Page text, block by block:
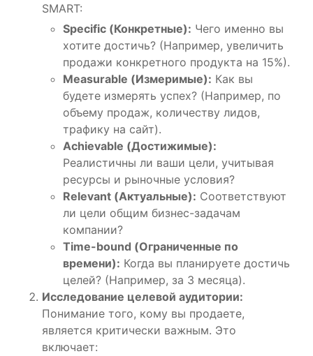
SMART:
Specific (Конкретные): Чего именно вы
хотите достичь? (Например, увеличить
продажи конкретного продукта на 15%).
Measurable (Измеримые): Как вы
будете измерять успех? (Например, по
объему продаж, количеству лидов,
трафику на сайт).
Achievable (Достижимые):
Реалистичны ли ваши цели, учитывая
ресурсы и рыночные условия?
Relevant (Актуальные): Соответствуют
ли цели общим бизнес-задачам
компании?
Time-bound (Ограниченные по
времени): Когда вы планируете достичь
целей? (Например, за 3 месяца).
Исследование целевой аудитории:
Понимание того, кому вы продаете,
является критически важным. Это
включает: